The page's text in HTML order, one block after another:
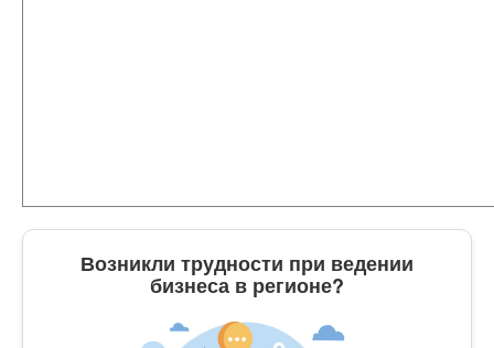
Возникли трудности при ведении
бизнеса в регионе?